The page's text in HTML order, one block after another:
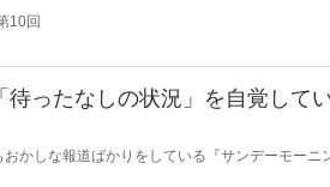
10回
待ったなしの状況」を自覚して
おかしな報道ばかりをしている『サンデーモーニ